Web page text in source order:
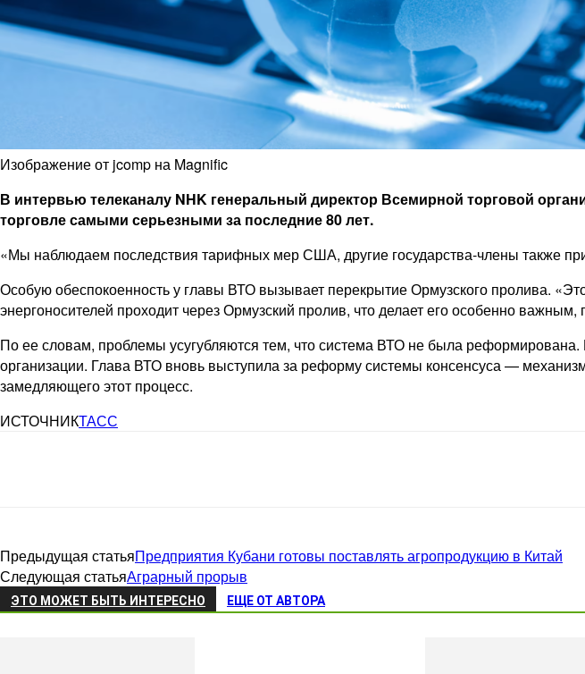
Изображение от jcomp на Magnific
В интервью телеканалу NHK генеральный директор Всемирной торговой
торговле самыми серьезными за последние 80 лет.
«Мы наблюдаем последствия тарифных мер США, другие государства‑члены также
Особую обеспокоенность у главы ВТО вызывает перекрытие Ормузского пролива.
энергоносителей проходит через Ормузский пролив, что делает его особенно
По ее словам, проблемы усугубляются тем, что система ВТО не была
организации. Глава ВТО вновь выступила за реформу системы консенсуса —
замедляющего этот процесс.
ИСТОЧНИКТАСС
Предыдущая статьяПредприятия Кубани готовы поставлять агропродукцию в Китай
Следующая статьяАграрный прорыв
ЭТО МОЖЕТ БЫТЬ ИНТЕРЕСНО ЕЩЕ ОТ АВТОРА